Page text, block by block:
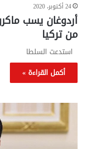
24 أكتوبر، 2020
أردوغان يسب
من تركيا
استدعت السلطا
أكمل القراءة »
تحركات
حكومية
لحسم
قانون